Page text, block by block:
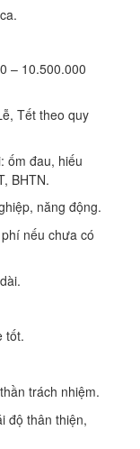
– 10.500.000
Tết theo quy
ốm đau, hiếu
BHTN.
năng động.
nếu chưa có
tốt.
trách nhiệm.
độ thân thiện,